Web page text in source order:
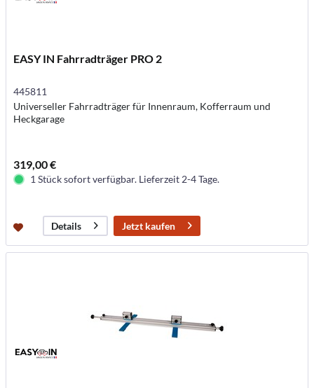
EASY IN Fahrradträger PRO 2
445811
Universeller Fahrradträger für Innenraum, Kofferraum und
Heckgarage
319,00 €
1 Stück sofort verfügbar. Lieferzeit 2-4 Tage.
Details Jetzt kaufen